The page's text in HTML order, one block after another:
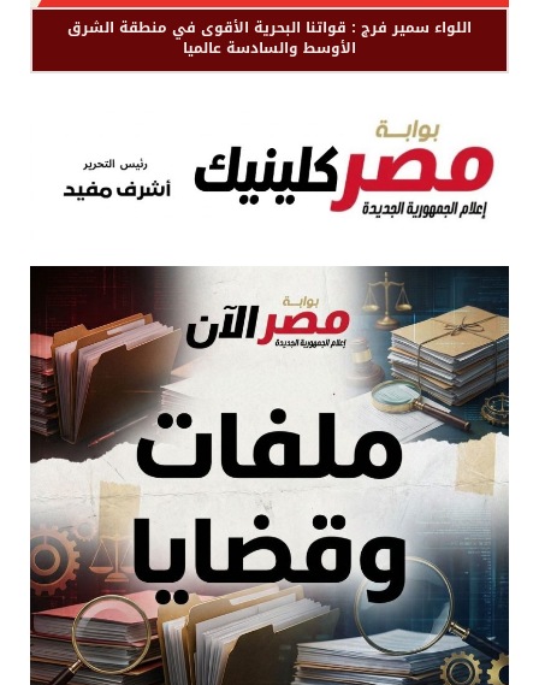
اللواء سمير فرج : قواتنا البحرية الأقوى في منطقة الشرق
الأوسط والسادسة عالميا